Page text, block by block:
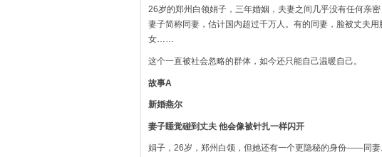
26岁的郑州白领娟子，三年婚姻，夫妻之间几乎没有任何亲
妻子简称同妻，估计国内超过千万人。有的同妻，脸被丈夫
女……
这个一直被社会忽略的群体，如今还只能自己温暖自己。
故事A
新婚燕尔
妻子睡觉碰到丈夫 他会像被针扎一样闪开
娟子，26岁，郑州白领，但她还有一个更隐秘的身份——同